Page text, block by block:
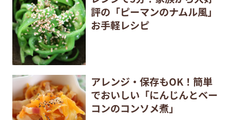
評の「ピーマンのナムル風」
お手軽レシピ
アレンジ・保存もOK！簡単
でおいしい「にんじんとベー
コンのコンソメ煮」